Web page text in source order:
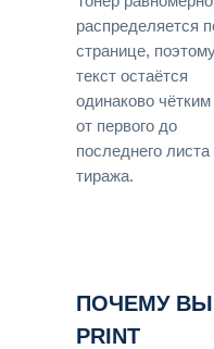
распределяется
странице,
текст остаётся
одинаково чётким
от первого до
последнего листа
тиража.
ПОЧЕМУ
PRINT